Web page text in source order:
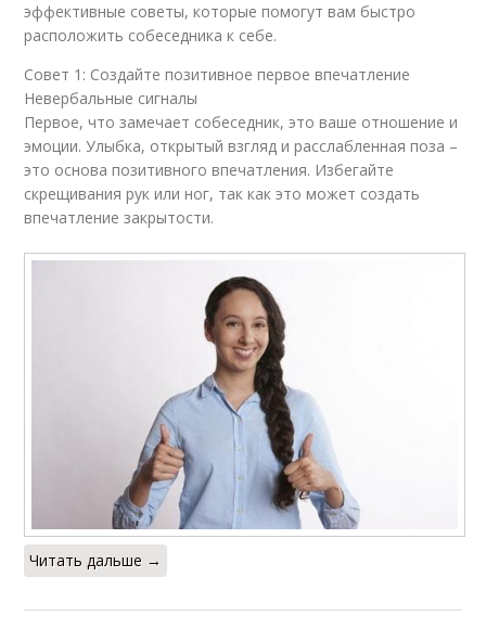
эффективные советы, которые помогут вам быстро
расположить собеседника к себе.
Совет 1: Создайте позитивное первое впечатление
Невербальные сигналы
Первое, что замечает собеседник, это ваше отношение и
эмоции. Улыбка, открытый взгляд и расслабленная поза –
это основа позитивного впечатления. Избегайте
скрещивания рук или ног, так как это может создать
впечатление закрытости.
Читать дальше →